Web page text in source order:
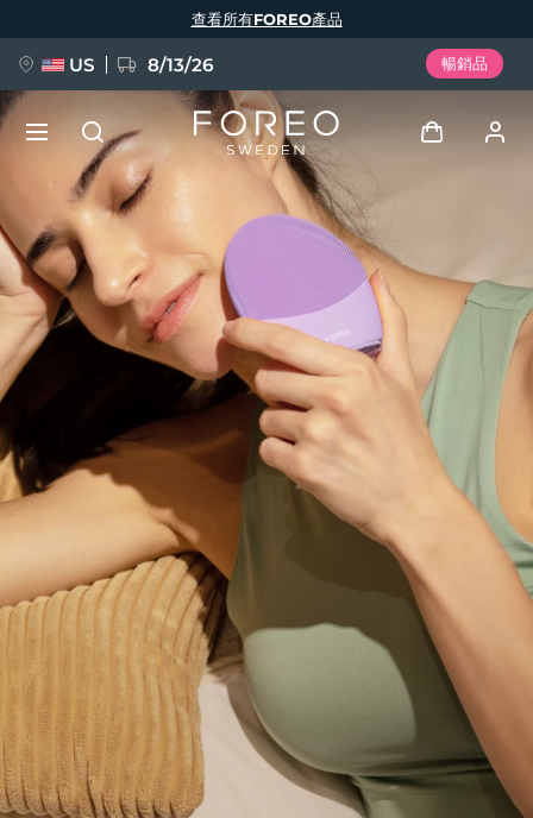
查看所有FOREO產品
US 8/13/26 暢銷品
用戶信息
我的設備
我的訂單
我的地址
我的訂閱
新品
FAQ™ Pure Beauty-Tech Elixir
BREAKING NEWS
issa™ Teeth Whitening Set
FAQ™ Dual LED Panel
熱門產品
語言
English Deutsch
Español
Français
Italiano
Português
Svenska
Русский
Türkçe
简体中文 繁體中文
發貨國家
美國 預計送達日期 8/13/26
英國 預計送達日期 8/12/26
西班牙 8/12/26
澳洲 預計送達日期 8/15/26